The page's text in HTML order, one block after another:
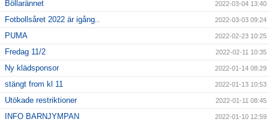
Böllarännet 2022-03-04 13:40
Fotbollsåret 2022 är igång.. 2022-03-03 09:24
PUMA 2022-02-23 10:25
Fredag 11/2 2022-02-11 10:35
Ny klädsponsor 2022-01-14 08:29
stängt from kl 11 2022-01-13 10:53
Utökade restriktioner 2022-01-11 08:45
INFO BARNJYMPAN 2022-01-10 12:59